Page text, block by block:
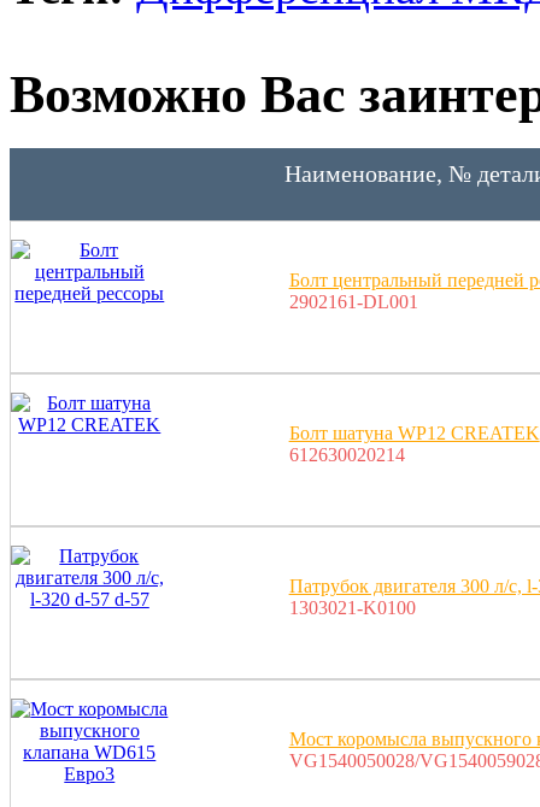
Возможно Вас
Наименование, №
Болт центральный передней
2902161-DL001
Болт шатуна WP12 CREATEK
612630020214
Патрубок двигателя 300 л/с,
1303021-K0100
Мост коромысла выпускного
VG1540050028/